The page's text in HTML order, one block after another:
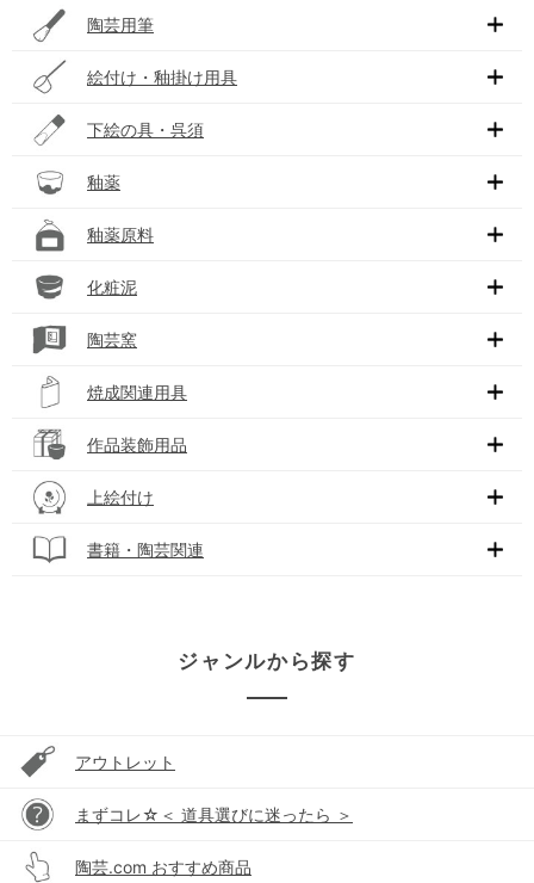
陶芸用筆
絵付け・釉掛け用具
下絵の具・呉須
釉薬
釉薬原料
化粧泥
陶芸窯
焼成関連用具
作品装飾用品
上絵付け
書籍・陶芸関連
ジャンルから探す
アウトレット
まずコレ☆＜ 道具選びに迷ったら ＞
陶芸.com おすすめ商品